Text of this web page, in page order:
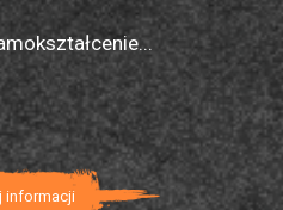
informacji